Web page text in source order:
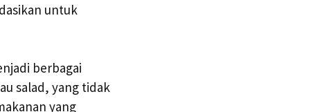
untuk
berbagai
salad, yang tidak
yang